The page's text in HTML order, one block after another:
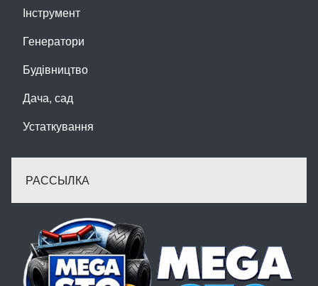
Інструмент
Генератори
Будівництво
Дача, сад
Устаткування
РАССЫЛКА